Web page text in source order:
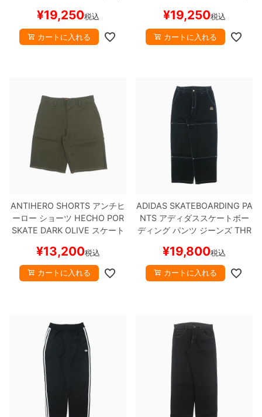
¥19,250税込
カートに入れる
¥19,250税込
カートに入れる
ANTIHERO SHORTS アンチヒ
ーロー ショーツ HECHO POR
SKATE DARK OLIVE スケート
¥13,200税込
カートに入れる
ADIDAS SKATEBOARDING PA
NTSアディダススケートボー
ディングパンツ ジーンズTHR
BLACKスケートボード スケボ
ー
¥19,800税込
カートに入れる
シェイプデッキ
高性能デッキ